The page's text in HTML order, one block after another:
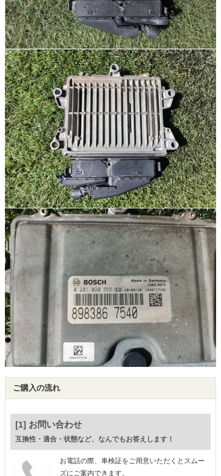
ご購入の流れ
[1] お問い合わせ
互換性・適合・状態など、なんでもお答えします！
お電話の際、車検証をご用意いただくとスムー
ズにご案内できます。